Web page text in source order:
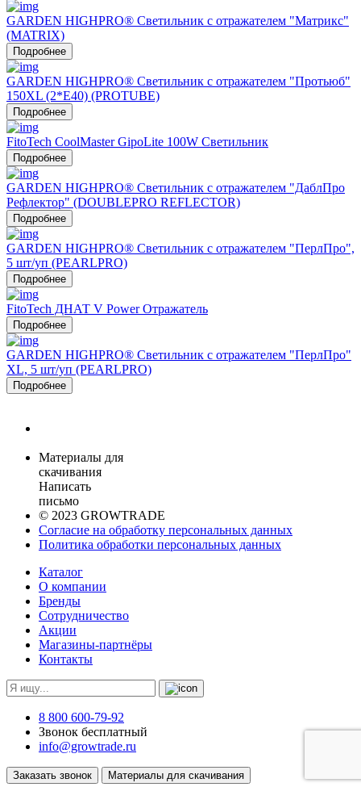
GARDEN HIGHPRO® Светильник с отражателем "Матрикс"
(MATRIX)
Подробнее
GARDEN HIGHPRO® Светильник с отражателем "Протьюб"
150XL (2*E40) (PROTUBE)
Подробнее
FitoTech CoolMaster GipoLite 100W Светильник
Подробнее
GARDEN HIGHPRO® Светильник с отражателем "ДаблПро
Рефлектор" (DOUBLEPRO REFLECTOR)
Подробнее
GARDEN HIGHPRO® Светильник с отражателем "ПерлПро",
5 шт/уп (PEARLPRO)
Подробнее
FitoTech ДНАТ V Power Отражатель
Подробнее
GARDEN HIGHPRO® Светильник с отражателем "ПерлПро"
XL, 5 шт/уп (PEARLPRO)
Подробнее
Материалы для
скачивания
Написать
письмо
© 2023 GROWTRADE
Согласие на обработку персональных данных
Политика обработки персональных данных
Каталог
О компании
Бренды
Сотрудничество
Акции
Магазины-партнёры
Контакты
8 800 600-79-92
Звонок бесплатный
info@growtrade.ru
Заказать звонок Материалы для скачивания